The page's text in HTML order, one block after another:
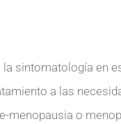
sintomatología en
a las
o